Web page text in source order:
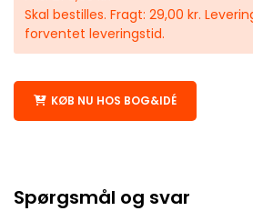
Skal bestilles. Fragt: 29,00 kr.
forventet leveringstid.
KØB NU HOS BOG&IDÉ
Spørgsmål og svar